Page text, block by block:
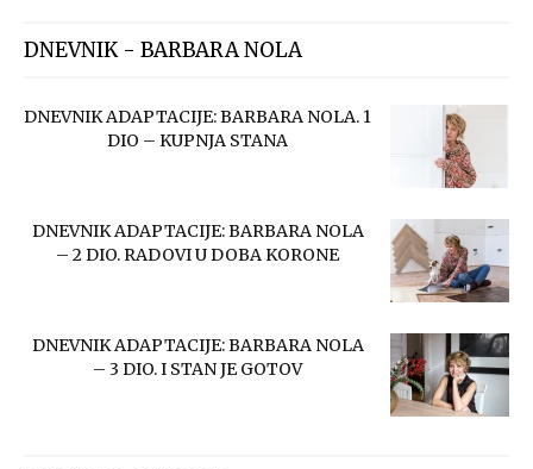
DNEVNIK - BARBARA NOLA
DNEVNIK ADAPTACIJE: BARBARA NOLA. 1
DIO – KUPNJA STANA
DNEVNIK ADAPTACIJE: BARBARA NOLA
– 2 DIO. RADOVI U DOBA KORONE
DNEVNIK ADAPTACIJE: BARBARA NOLA
– 3 DIO. I STAN JE GOTOV